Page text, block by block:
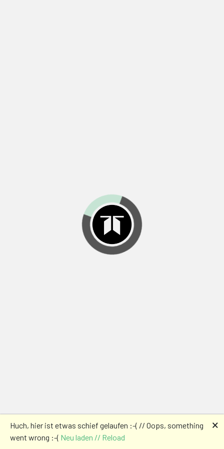
Huch, hier ist etwas schief gelaufen :-( // Oops, something
went wrong :-( Neu laden // Reload
🗙